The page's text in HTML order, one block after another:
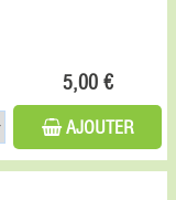
5,00 €
AJOUTER